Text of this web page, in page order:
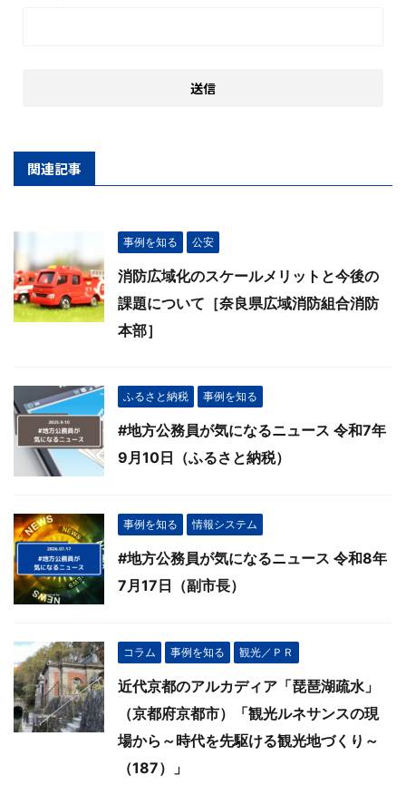
関連記事
事例を知る 公安
消防広域化のスケールメリットと今後の
課題について［奈良県広域消防組合消防
本部］
ふるさと納税 事例を知る
#地方公務員が気になるニュース 令和7年
9月10日（ふるさと納税）
事例を知る 情報システム
#地方公務員が気になるニュース 令和8年
7月17日（副市長）
コラム 事例を知る 観光／ＰＲ
近代京都のアルカディア「琵琶湖疏水」
（京都府京都市）「観光ルネサンスの現
場から～時代を先駆ける観光地づくり～
（187）」